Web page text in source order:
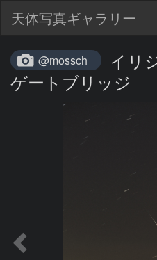
天体写真ギャラリー
@mossch
イリ
ゲートブリッジ